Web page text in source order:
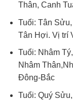
Thân, Canh
Tuổi: Tân
Tân Hợi. Vị trí
Tuổi: Nhâm
Nhâm
Đông-Bắc
Tuổi: Quý